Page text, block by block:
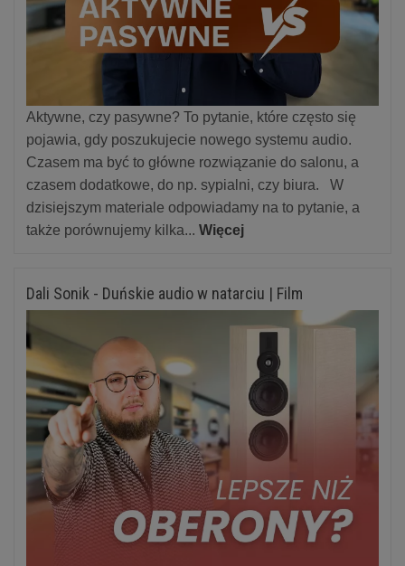
Aktywne, czy pasywne? To pytanie, które często się
pojawia, gdy poszukujecie nowego systemu audio.
Czasem ma być to główne rozwiązanie do salonu, a
czasem dodatkowe, do np. sypialni, czy biura. W
dzisiejszym materiale odpowiadamy na to pytanie, a
także porównujemy kilka... Więcej
Dali Sonik - Duńskie audio w natarciu | Film